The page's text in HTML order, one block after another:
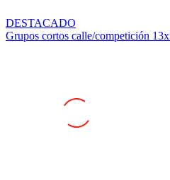
DESTACADO
Grupos cortos calle/competición